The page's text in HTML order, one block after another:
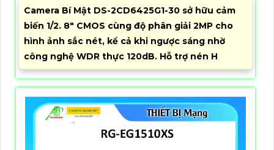
Camera Bí Mật DS-2CD6425G1-30 sở hữu cảm
biến 1/2. 8" CMOS cùng độ phân giải 2MP cho
hình ảnh sắc nét, kể cả khi ngược sáng nhờ
công nghệ WDR thực 120dB. Hỗ trợ nén H